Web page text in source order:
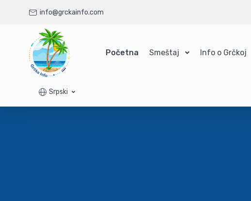
info@grckainfo.com
Početna Smeštaj Info o Grčkoj
Srpski